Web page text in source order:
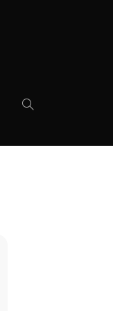
WEBSITE-